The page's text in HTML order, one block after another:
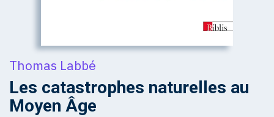
Thomas Labbé
Les catastrophes naturelles au
Moyen Âge